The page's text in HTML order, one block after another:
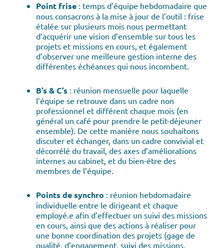
Point frise : temps d’équipe hebdomadaire que
nous consacrons à la mise à jour de l’outil : frise
étalée sur plusieurs mois nous permettant
d’acquérir une vision d’ensemble sur tous les
projets et missions en cours, et également
d’observer une meilleure gestion interne des
différentes échéances qui nous incombent.
B’s & C’s : réunion mensuelle pour laquelle
l’équipe se retrouve dans un cadre non
professionnel et différent chaque mois (en
général un café pour prendre le petit-déjeuner
ensemble). De cette manière nous souhaitons
discuter et échanger, dans un cadre convivial et
décorrélé du travail, des axes d’améliorations
internes au cabinet, et du bien-être des
membres de l’équipe.
Points de synchro : réunion hebdomadaire
individuelle entre le dirigeant et chaque
employé.e afin d’effectuer un suivi des missions
en cours, ainsi que des actions à réaliser pour
une bonne coordination des projets (gage de
qualité, d’engagement, suivi des missions,